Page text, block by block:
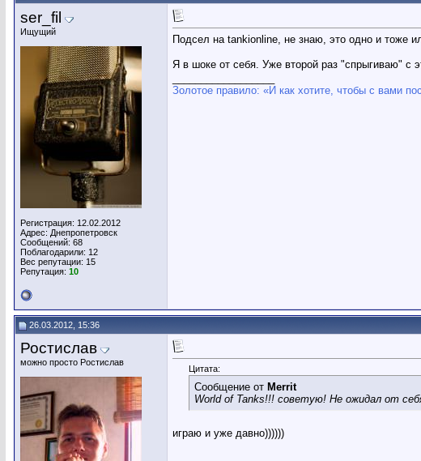
ser_fil
Ищущий
Регистрация: 12.02.2012
Адрес: Днепропетровск
Сообщений: 68
Поблагодарили: 12
Вес репутации: 15
Репутация: 10
Подсел на tankionline, не знаю, это одно и тоже
Я в шоке от себя. Уже второй раз "спрыгиваю" с
Золотое правило: «И как хотите, чтобы с вами
26.03.2012, 15:36
Ростислав
можно просто Ростислав
Цитата:
Сообщение от Merrit
World of Tanks!!! советую! Не ожидал от
играю и уже давно))))))